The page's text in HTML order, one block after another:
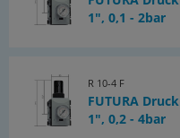
1", 0,1 - 2bar
R 10-4 F
FUTURA
1", 0,2 - 4bar